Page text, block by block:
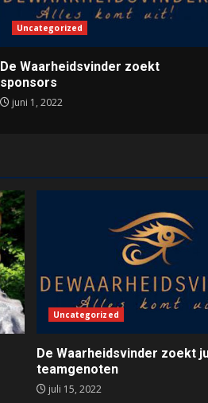
Uncategorized
De Waarheidsvinder zoekt
sponsors
juni 1, 2022
Uncategorized
De Waarheidsvinder zoekt
teamgenoten
juli 15, 2022